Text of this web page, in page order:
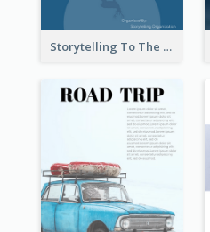
Storytelling To The Moon Event Flyer